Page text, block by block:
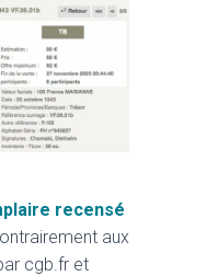
recensé
aux
cgb.fr et